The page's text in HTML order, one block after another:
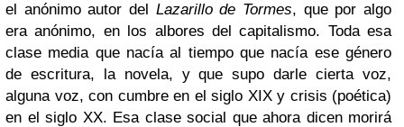
el anónimo autor del Lazarillo de Tormes, que por algo
era anónimo, en los albores del capitalismo. Toda esa
clase media que nacía al tiempo que nacía ese género
de escritura, la novela, y que supo darle cierta voz,
alguna voz, con cumbre en el siglo XIX y crisis (poética)
en el siglo XX. Esa clase social que ahora dicen morirá